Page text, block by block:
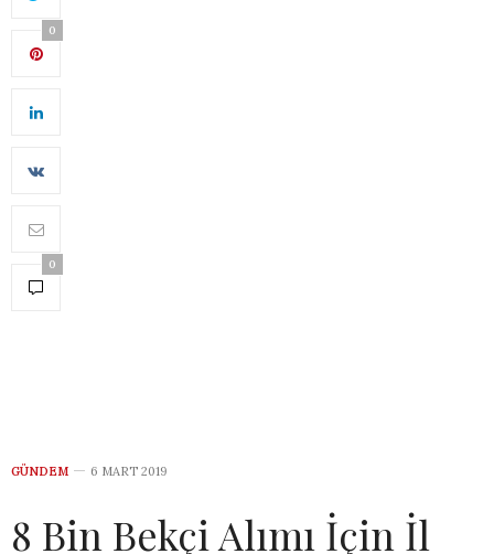
0
0
GÜNDEM 6 MART 2019
8 Bin Bekçi Alımı İçin İl